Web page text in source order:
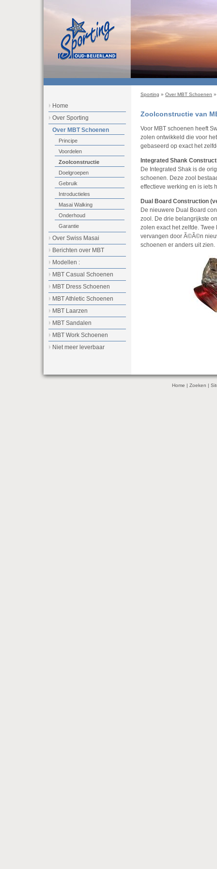
Sporting » Over MBT Schoenen
Zoolconstructie van
Voor MBT schoenen heeft
zolen ontwikkeld die voor
gebaseerd op exact het
Integrated Shank
De Integrated Shak is de
schoenen. Deze zool
effectieve werking en is iets
Dual Board Construction
De nieuwere Dual Board
zool. De drie belangrijkste
zolen exact het zelfde.
vervangen door Ã©Ã©n
schoenen er anders uit zien.
Home
Over Sporting
Over MBT Schoenen
Principe
Voordelen
Zoolconstructie
Doelgroepen
Gebruik
Introductieles
Masai Walking
Onderhoud
Garantie
Over Swiss Masai
Berichten over MBT
Modellen :
MBT Casual Schoenen
MBT Dress Schoenen
MBT Athletic Schoenen
MBT Laarzen
MBT Sandalen
MBT Work Schoenen
Niet meer leverbaar
Home | Zoeken |